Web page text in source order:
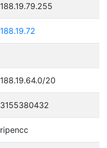
188.19.79.255
188.19.72
188.19.64.0/20
3155380432
ripencc